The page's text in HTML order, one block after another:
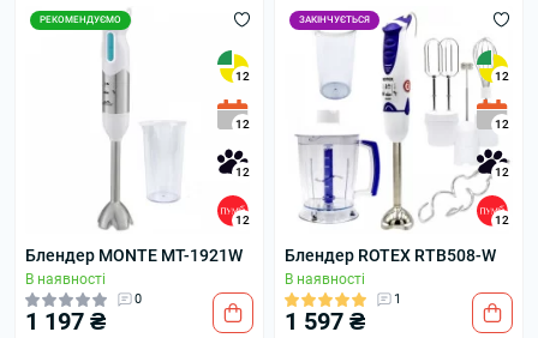
РЕКОМЕНДУЄМО
12
12
12
12
Блендер MONTE MT-1921W
В наявності
0
1 197 ₴
ЗАКІНЧУЄТЬСЯ
12
12
12
12
Блендер ROTEX RTB508-W
В наявності
1
1 597 ₴